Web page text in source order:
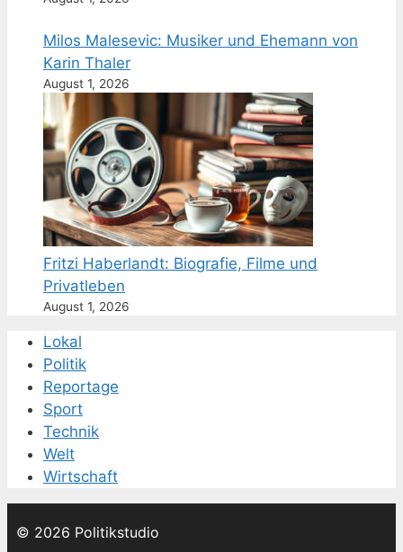
Milos Malesevic: Musiker und Ehemann von
Karin Thaler
August 1, 2026
Fritzi Haberlandt: Biografie, Filme und
Privatleben
August 1, 2026
Lokal
Politik
Reportage
Sport
Technik
Welt
Wirtschaft
© 2026 Politikstudio